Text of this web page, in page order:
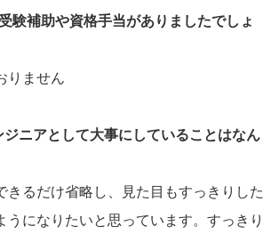
験補助や資格手当がありましたでしょ
りません
ニアとして大事にしていることはなん
きるだけ省略し、見た目もすっきりした
うになりたいと思っています。すっきり